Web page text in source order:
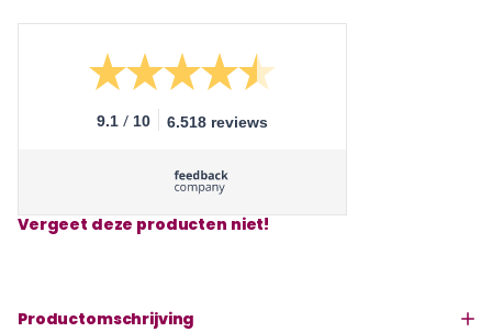
9.1 / 10 6.518 reviews
Vergeet deze producten niet!
Productomschrijving